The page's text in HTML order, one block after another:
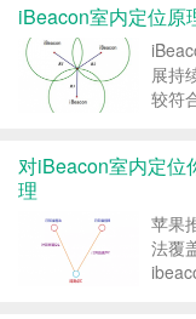
好！
值税
iBeacon室内定位原
展持
较符
前的
对iBeacon室内定位
理
苹果
法覆